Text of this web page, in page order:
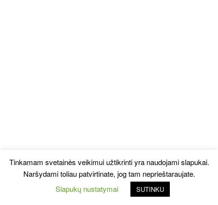
Tinkamam svetainės veikimui užtikrinti yra naudojami slapukai.
Naršydami toliau patvirtinate, jog tam neprieštaraujate.
Slapukų nustatymai
SUTINKU